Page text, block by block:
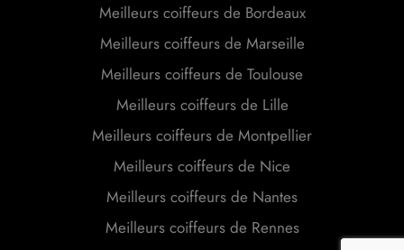
Meilleurs coiffeurs de Bordeaux
Meilleurs coiffeurs de Marseille
Meilleurs coiffeurs de Toulouse
Meilleurs coiffeurs de Lille
Meilleurs coiffeurs de Montpellier
Meilleurs coiffeurs de Nice
Meilleurs coiffeurs de Nantes
Meilleurs coiffeurs de Rennes